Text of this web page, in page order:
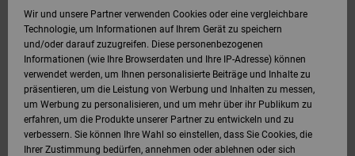
Wir und unsere Partner verwenden Cookies oder eine vergleichbare
Technologie, um Informationen auf Ihrem Gerät zu speichern
und/oder darauf zuzugreifen. Diese personenbezogenen
Informationen (wie Ihre Browserdaten und Ihre IP-Adresse) können
verwendet werden, um Ihnen personalisierte Beiträge und Inhalte zu
präsentieren, um die Leistung von Werbung und Inhalten zu messen,
um Werbung zu personalisieren, und um mehr über ihr Publikum zu
erfahren, um die Produkte unserer Partner zu entwickeln und zu
verbessern. Sie können Ihre Wahl so einstellen, dass Sie Cookies, die
Ihrer Zustimmung bedürfen, annehmen oder ablehnen oder sich